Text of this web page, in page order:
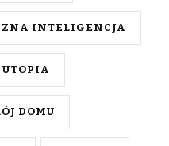
INTELIGENCJA
UTOPIA
DOMU